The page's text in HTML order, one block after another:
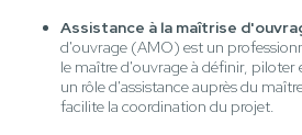
Assistance à la maîtrise
d'ouvrage (AMO) est un
le maître d'ouvrage à définir, piloter
un rôle d'assistance auprès du
facilite la coordination du projet.